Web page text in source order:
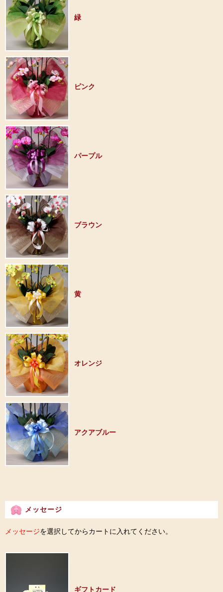
緑
ピンク
パープル
ブラウン
黄
オレンジ
アクアブルー
メッセージ
メッセージを選択してからカートに入れてください。
ギフトカード